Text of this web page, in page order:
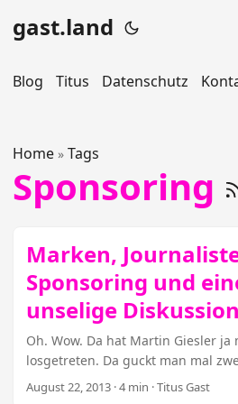
gast.land
Blog Titus Datenschutz
Home » Tags
Sponsoring
Marken,
Sponsoring und
unselige Diskussion
Oh. Wow. Da hat Martin Giesler ja
losgetreten. Da guckt man mal
Twitter-Timeline (ja, das mag
stehe dazu) und erfährt dann
August 22, 2013 · 4 min · Titus Gast